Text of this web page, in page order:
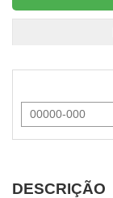
DESCRIÇÃO